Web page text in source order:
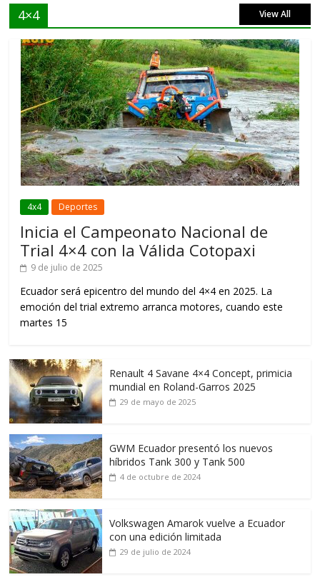
4×4 View All
4x4 Deportes
Inicia el Campeonato Nacional de
Trial 4×4 con la Válida Cotopaxi
9 de julio de 2025
Ecuador será epicentro del mundo del 4×4 en 2025. La
emoción del trial extremo arranca motores, cuando este
martes 15
Renault 4 Savane 4×4 Concept, primicia
mundial en Roland-Garros 2025
29 de mayo de 2025
GWM Ecuador presentó los nuevos
híbridos Tank 300 y Tank 500
4 de octubre de 2024
Volkswagen Amarok vuelve a Ecuador
con una edición limitada
29 de julio de 2024